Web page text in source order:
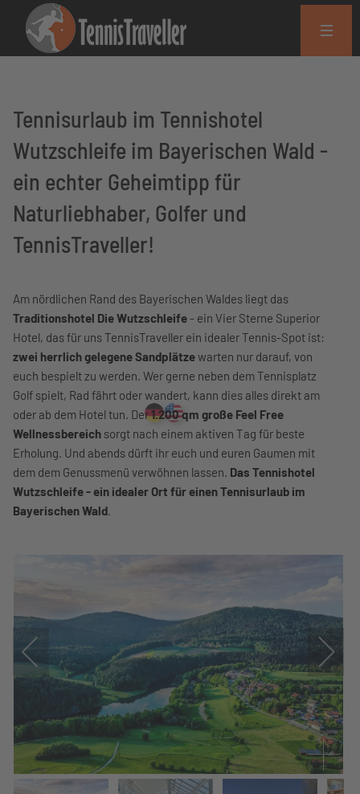
Tennisurlaub im Tennishotel
Wutzschleife im Bayerischen Wald -
ein echter Geheimtipp für
Naturliebhaber, Golfer und
TennisTraveller!
Am nördlichen Rand des Bayerischen Waldes liegt das
Traditionshotel Die Wutzschleife- ein Vier Sterne Superior
Hotel, das für uns TennisTraveller ein idealer Tennis-Spot ist:
zwei herrlich gelegene Sandplätzewarten nur darauf, von
euch bespielt zu werden. Wer gerne neben dem Tennisplatz
Golf spielt, Rad fährt oder wandert, kann dies alles direkt am
oder ab dem Hotel tun. Der1.200 qm große Feel Free
Wellnessbereich sorgt nach einem aktiven Tag für beste
Erholung. Und abends dürft ihr euch und euren Gaumen mit
dem dem Genussmenü verwöhnen lassen. Das Tennishotel
Wutzschleife - ein idealer Ort für einen Tennisurlaub im
Bayerischen Wald.